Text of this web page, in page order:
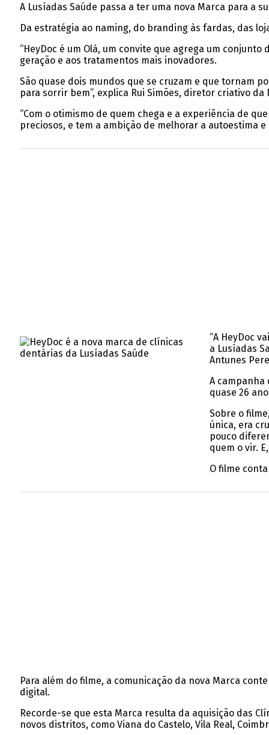
A Lusíadas Saúde passa a ter uma nova Marca para a
Da estratégia ao naming, do branding às fardas, das
“HeyDoc é um Olá, um convite que agrega um
geração e aos tratamentos mais inovadores.
São quase dois mundos que se cruzam e que tornam
para sorrir bem”, explica Rui Simões, diretor criativo da
“Com o otimismo de quem chega e a experiência de
preciosos, e tem a ambição de melhorar a autoestima
“A HeyDoc
a Lusíadas
Antunes
A campanha
quase 26
Sobre o
única, era
pouco
quem o vir.
O filme
Para além do filme, a comunicação da nova Marca
digital.
Recorde-se que esta Marca resulta da aquisição das
novos distritos, como Viana do Castelo, Vila Real,